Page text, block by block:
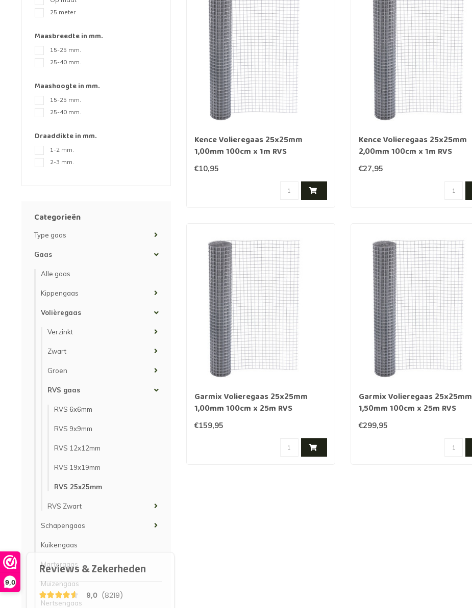
9,0
Boogjesgaas
Hoornaargaas
Carnavalsgaas
Afrastering wolven
Elektrische afrastering
Beschermnetten (moes)tuin
Afrastering dakgoot
IJzeren palen
Grondboren
25 meter
Maasbreedte in mm.
15-25 mm.
25-40 mm.
Maashoogte in mm.
15-25 mm.
25-40 mm.
Draaddikte in mm.
1-2 mm.
2-3 mm.
Categorieën
Type gaas
Gaas
Alle gaas
Kippengaas
Volièregaas
Verzinkt
Zwart
Groen
RVS gaas
RVS 6x6mm
RVS 9x9mm
RVS 12x12mm
RVS 19x19mm
RVS 25x25mm
RVS Zwart
Schapengaas
Kuikengaas
Martergaas
Muizengaas
Nertsengaas
Kence Volieregaas 25x25mm
1,00mm 100cm x 1m RVS
€10,95
Kence Volieregaas 25x25mm
2,00mm 100cm x 1m RVS
€27,95
Garmix Volieregaas 25x25mm
1,00mm 100cm x 25m RVS
€159,95
Garmix Volieregaas 25x25mm
1,50mm 100cm x 25m RVS
€299,95